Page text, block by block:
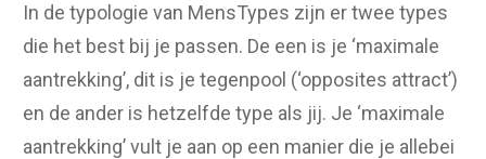
In de typologie van MensTypes zijn er twee types
die het best bij je passen. De een is je ‘maximale
aantrekking’, dit is je tegenpool (‘opposites attract’)
en de ander is hetzelfde type als jij. Je ‘maximale
aantrekking’ vult je aan op een manier die je allebei